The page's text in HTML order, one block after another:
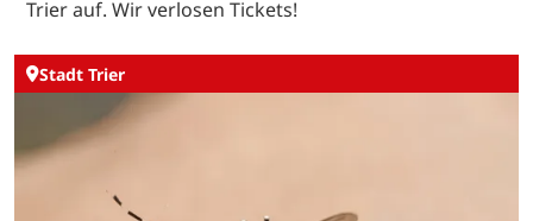
Trier auf. Wir verlosen Tickets!
Stadt Trier